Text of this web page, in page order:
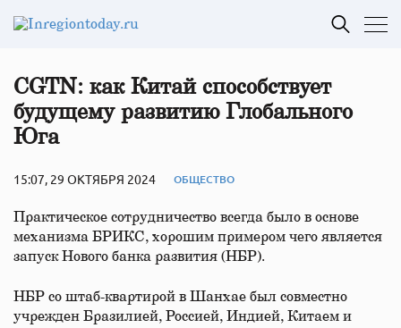
CGTN: как Китай способствует
будущему развитию Глобального
Юга
15:07, 29 ОКТЯБРЯ 2024 ОБЩЕСТВО
Практическое сотрудничество всегда было в основе
механизма БРИКС, хорошим примером чего является
запуск Нового банка развития (НБР).
НБР со штаб-квартирой в Шанхае был совместно
учрежден Бразилией, Россией, Индией, Китаем и